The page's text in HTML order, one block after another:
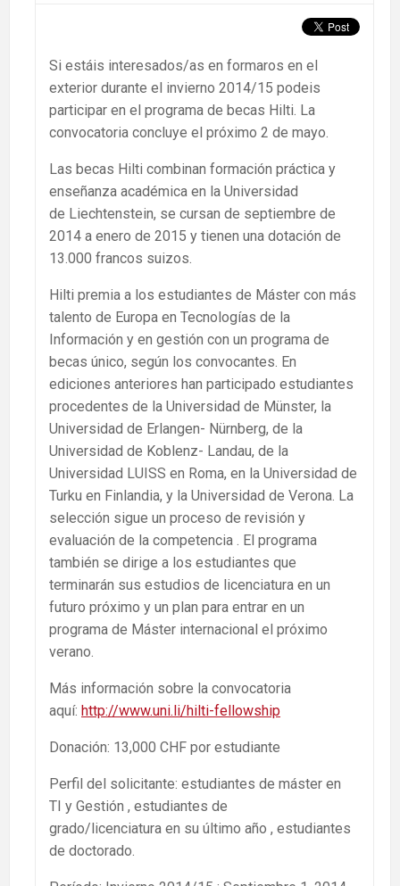
Si estáis interesados/as en formaros en el
exterior durante el invierno 2014/15 podeis
participar en el programa de becas Hilti. La
convocatoria concluye el próximo 2 de mayo.
Las becas Hilti combinan formación práctica y
enseñanza académica en la Universidad
de Liechtenstein, se cursan de septiembre de
2014 a enero de 2015 y tienen una dotación de
13.000 francos suizos.
Hilti premia a los estudiantes de Máster con más
talento de Europa en Tecnologías de la
Información y en gestión con un programa de
becas único, según los convocantes. En
ediciones anteriores han participado estudiantes
procedentes de la Universidad de Münster, la
Universidad de Erlangen- Nürnberg, de la
Universidad de Koblenz- Landau, de la
Universidad LUISS en Roma, en la Universidad de
Turku en Finlandia, y la Universidad de Verona. La
selección sigue un proceso de revisión y
evaluación de la competencia . El programa
también se dirige a los estudiantes que
terminarán sus estudios de licenciatura en un
futuro próximo y un plan para entrar en un
programa de Máster internacional el próximo
verano.
Más información sobre la convocatoria
aquí: http://www.uni.li/hilti-fellowship
Donación: 13,000 CHF por estudiante
Perfil del solicitante: estudiantes de máster en
TI y Gestión , estudiantes de
grado/licenciatura en su último año , estudiantes
de doctorado.